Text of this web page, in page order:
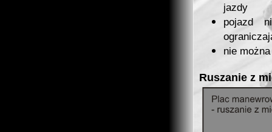
jazdy
pojazd
nie
Ruszanie z